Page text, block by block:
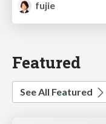
fujie
Featured
See All Featured